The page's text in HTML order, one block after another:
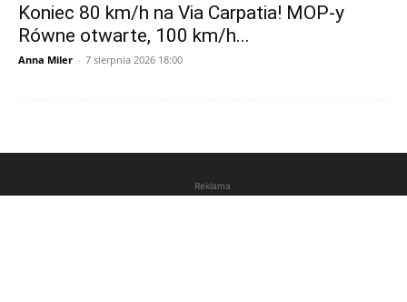
Koniec 80 km/h na Via Carpatia! MOP-y
Równe otwarte, 100 km/h...
Anna Miler - 7 sierpnia 2026 18:00
Reklama